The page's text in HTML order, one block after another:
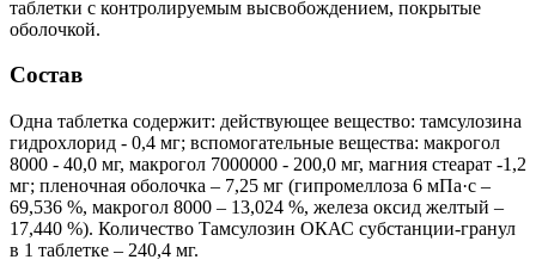
таблетки с контролируемым высвобождением, покрытые
оболочкой.
Состав
Одна таблетка содержит: действующее вещество: тамсулозина
гидрохлорид - 0,4 мг; вспомогательные вещества: макрогол
8000 - 40,0 мг, макрогол 7000000 - 200,0 мг, магния стеарат -1,2
мг; пленочная оболочка – 7,25 мг (гипромеллоза 6 мПа·с –
69,536 %, макрогол 8000 – 13,024 %, железа оксид желтый –
17,440 %). Количество Тамсулозин ОКАС субстанции-гранул
в 1 таблетке – 240,4 мг.